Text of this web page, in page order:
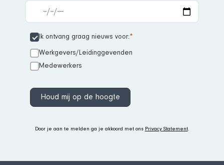
Ik ontvang graag nieuws voor:
Werkgevers/Leidinggevenden
Medewerkers
Houd mij op de hoogte
Door je aan te melden ga je akkoord met ons Privacy Statement.